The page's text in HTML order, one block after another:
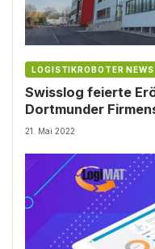
LOGISTIKROBOTER NEWS
Swisslog feierte
Dortmunder
21. Mai 2022